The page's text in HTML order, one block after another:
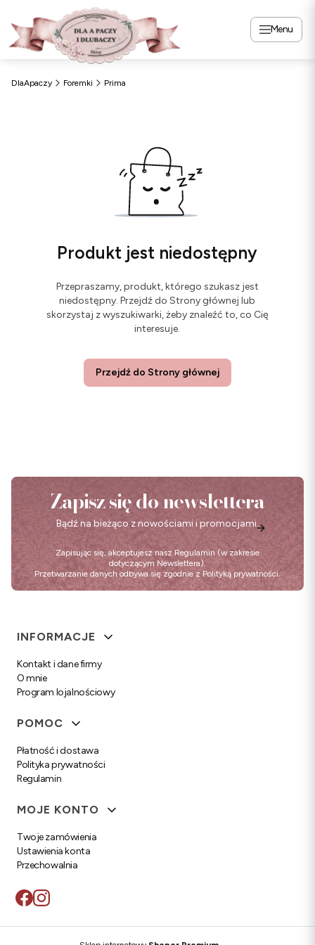
Menu
DlaApaczy Foremki Prima
Produkt jest niedostępny
Przepraszamy, produkt, którego szukasz jest
niedostępny. Przejdź do Strony głównej lub
skorzystaj z wyszukiwarki, żeby znaleźć to, co Cię
interesuje.
Przejdź do Strony głównej
Zapisz się do newslettera
Bądź na bieżąco z nowościami i promocjami.
Zapisując się, akceptujesz nasz Regulamin (w zakresie
dotyczącym Newslettera).
Przetwarzanie danych odbywa się zgodnie z Polityką prywatności.
Linki w stopce
INFORMACJE
Kontakt i dane firmy
O mnie
Program lojalnościowy
POMOC
Płatność i dostawa
Polityka prywatności
Regulamin
MOJE KONTO
Twoje zamówienia
Ustawienia konta
Przechowalnia